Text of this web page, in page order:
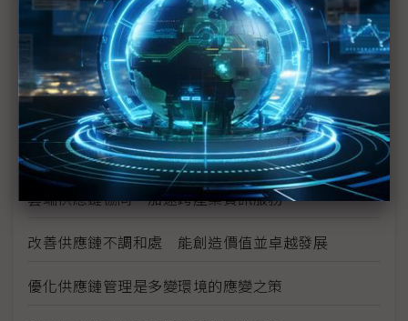
商情專輯－運籌供應鍊與物流管理專輯
供應運籌管理新思維 有效提升企業競爭力
活化產業運籌供應鏈 提升企業獲利
簡化為贏 化險為夷 供應鏈變革新思維
雲端供應鏈協同 加速跨產業資訊服務
改善供應鏈不調和處 能創造價值並卓越發展
優化供應鏈管理是多變環境的應變之策